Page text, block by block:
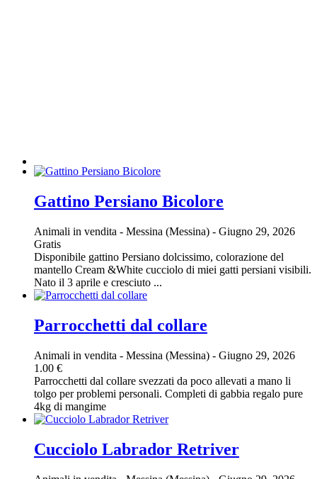
Gattino Persiano Bicolore
Animali in vendita - Messina (Messina) - Giugno 29, 2026
Gratis
Disponibile gattino Persiano dolcissimo, colorazione del
mantello Cream &White cucciolo di miei gatti persiani visibili.
Nato il 3 aprile e cresciuto ...
Parrocchetti dal collare
Animali in vendita - Messina (Messina) - Giugno 29, 2026
1.00 €
Parrocchetti dal collare svezzati da poco allevati a mano li
tolgo per problemi personali. Completi di gabbia regalo pure
4kg di mangime
Cucciolo Labrador Retriver